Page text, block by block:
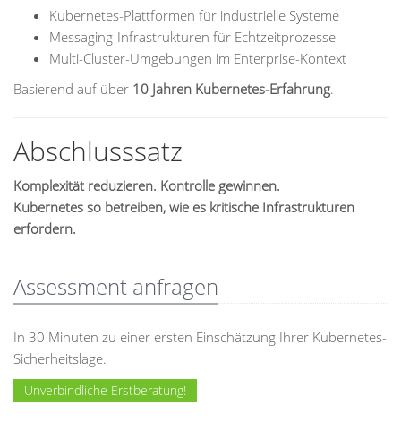
Kubernetes-Plattformen für industrielle Systeme
Messaging-Infrastrukturen für Echtzeitprozesse
Multi-Cluster-Umgebungen im Enterprise-Kontext
Basierend auf über 10 Jahren Kubernetes-Erfahrung.
Abschlusssatz
Komplexität reduzieren. Kontrolle gewinnen.
Kubernetes so betreiben, wie es kritische Infrastrukturen
erfordern.
Assessment anfragen
In 30 Minuten zu einer ersten Einschätzung Ihrer Kubernetes-
Sicherheitslage.
Unverbindliche Erstberatung!